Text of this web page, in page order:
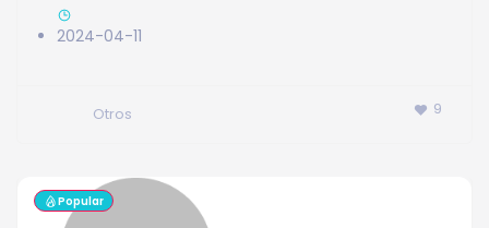
2024-04-11
Otros 9
Popular